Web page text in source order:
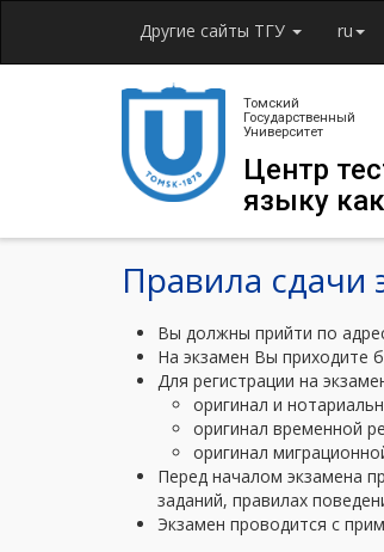
Другие сайты ТГУ ru
Томский
Государственный
Университет
Центр
языку
Правила сдачи
Вы должны прийти по
На экзамен Вы приходите
Для регистрации на
оригинал и
оригинал временной
оригинал
Перед началом экзамена
заданий, правилах
Экзамен проводится с